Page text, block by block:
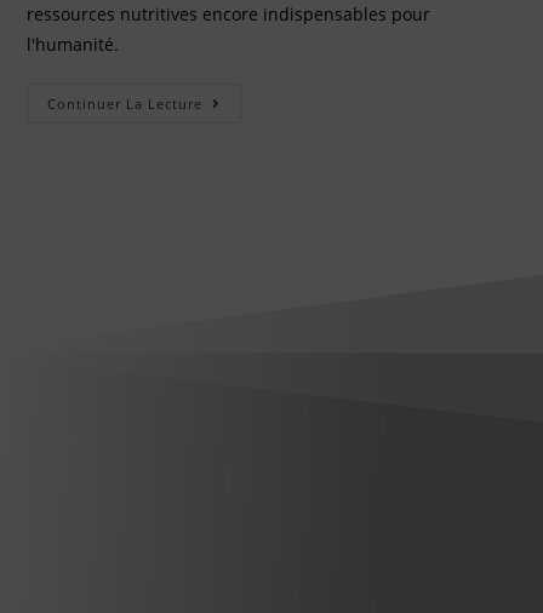
ressources nutritives encore indispensables pour
l'humanité.
Continuer La Lecture